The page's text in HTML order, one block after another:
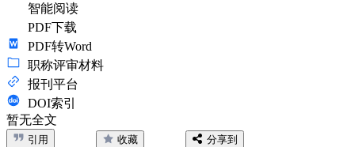
智能阅读
PDF下载
PDF转Word
职称评审材料
报刊平台
DOI索引
暂无全文
引用 收藏 分享到